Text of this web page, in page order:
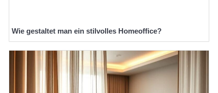
Wie gestaltet man ein stilvolles Homeoffice?